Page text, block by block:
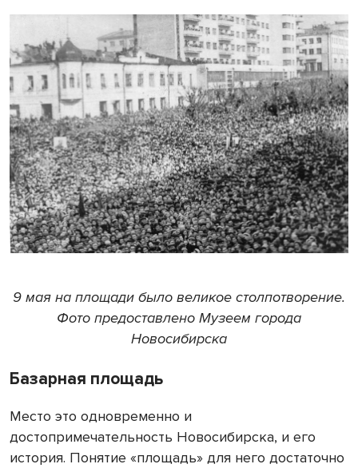
9 мая на площади было великое столпотворение.
Фото предоставлено Музеем города
Новосибирска
Базарная площадь
Место это одновременно и
достопримечательность Новосибирска, и его
история. Понятие «площадь» для него достаточно